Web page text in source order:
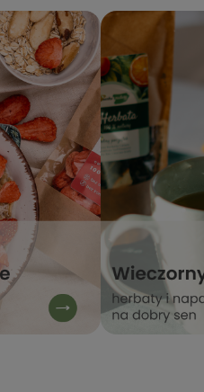
zobaczenia! Stacja Bio